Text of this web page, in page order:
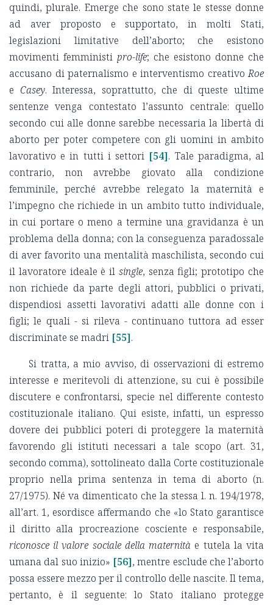
quindi, plurale. Emerge che sono state le stesse donne
ad aver proposto e supportato, in molti Stati,
legislazioni limitative dell’aborto; che esistono
movimenti femministi pro-life; che esistono donne che
accusano di paternalismo e interventismo creativoRoe
e Casey. Interessa, soprattutto, che di queste ultime
sentenze venga contestato l’assunto centrale: quello
secondo cui alle donne sarebbe necessaria la libertà di
aborto per poter competere con gli uomini in ambito
lavorativo e in tutti i settori [54]. Tale paradigma, al
contrario, non avrebbe giovato alla condizione
femminile, perché avrebbe relegato la maternità e
l’impegno che richiede in un ambito tutto individuale,
in cui portare o meno a termine una gravidanza è un
problema della donna; con la conseguenza paradossale
di aver favorito una mentalità maschilista, secondo cui
il lavoratore ideale è il single, senza figli; prototipo che
non richiede da parte degli attori, pubblici o privati,
dispendiosi assetti lavorativi adatti alle donne con i
figli; le quali - si rileva - continuano tuttora ad esser
discriminate se madri [55].
Si tratta, a mio avviso, di osservazioni di estremo
interesse e meritevoli di attenzione, su cui è possibile
discutere e confrontarsi, specie nel differente contesto
costituzionale italiano. Qui esiste, infatti, un espresso
dovere dei pubblici poteri di proteggere la maternità
favorendo gli istituti necessari a tale scopo (art. 31,
secondo comma), sottolineato dalla Corte costituzionale
proprio nella prima sentenza in tema di aborto (n.
27/1975). Né va dimenticato che la stessa l. n. 194/1978,
all’art. 1, esordisce affermando che «lo Stato garantisce
il diritto alla procreazione cosciente e responsabile,
riconosce il valore sociale della maternità e tutela la vita
umana dal suo inizio» [56], mentre esclude che l’aborto
possa essere mezzo per il controllo delle nascite. Il tema,
pertanto, è il seguente: lo Stato italiano protegge